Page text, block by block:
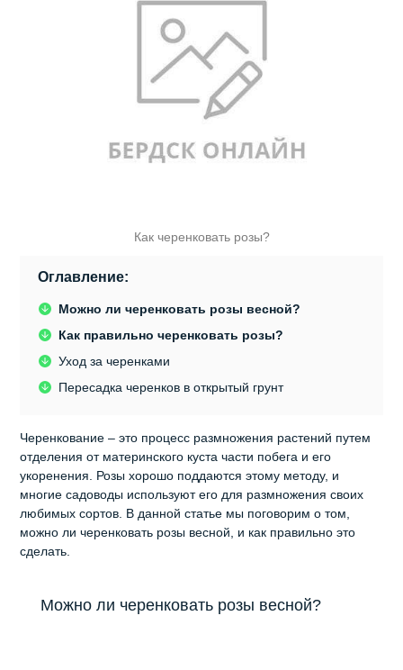
Как черенковать розы?
Оглавление:
Можно ли черенковать розы весной?
Как правильно черенковать розы?
Уход за черенками
Пересадка черенков в открытый грунт
Черенкование – это процесс размножения растений путем
отделения от материнского куста части побега и его
укоренения. Розы хорошо поддаются этому методу, и
многие садоводы используют его для размножения своих
любимых сортов. В данной статье мы поговорим о том,
можно ли черенковать розы весной, и как правильно это
сделать.
Можно ли черенковать розы весной?